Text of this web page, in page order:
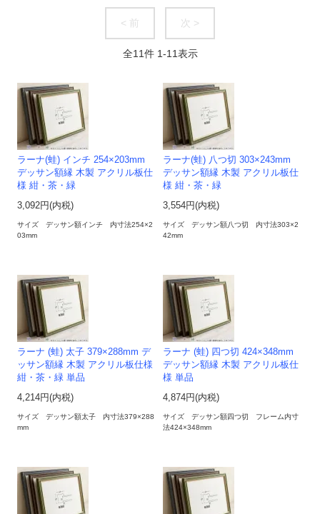
< 前 次 >
全11件 1-11表示
ラーナ(蛙) インチ 254×203mm
デッサン額縁 木製 アクリル板仕
様 紺・茶・緑
3,092円(内税)
サイズ デッサン額インチ 内寸法254×2
03mm
ラーナ(蛙) 八つ切 303×243mm
デッサン額縁 木製 アクリル板仕
様 紺・茶・緑
3,554円(内税)
サイズ デッサン額八つ切 内寸法303×2
42mm
ラーナ (蛙) 太子 379×288mm デ
ッサン額縁 木製 アクリル板仕様
紺・茶・緑 単品
4,214円(内税)
サイズ デッサン額太子 内寸法379×288
mm
ラーナ (蛙) 四つ切 424×348mm
デッサン額縁 木製 アクリル板仕
様 単品
4,874円(内税)
サイズ デッサン額四つ切 フレーム内寸
法424×348mm